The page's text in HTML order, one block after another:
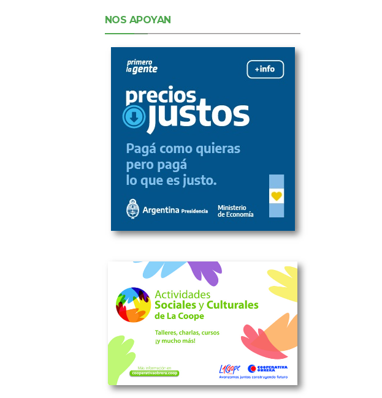
NOS APOYAN